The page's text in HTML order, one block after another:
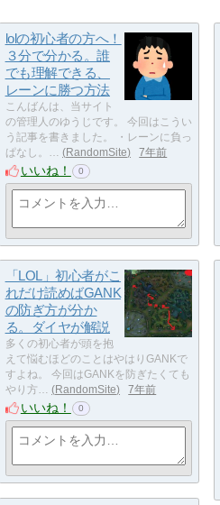
lolの初心者の方へ！
３分で分かる。誰
でも理解できる、
レーンに勝つ方法
こんばんは、当サイト
の管理人のゆうじです。 今回はこうい
う記事を書きました。 ・レーンに負っ
ぱなし。…
RandomSite 7年前
いいね！ 0
「LOL」初心者がこ
れだけ読めばGANK
の防ぎ方が分か
る。ダイヤが解説
多くの初心者が頭を抱
えて悩むほどのことはやはりGANKで
すよね。 今回はGANKを防ぎたくても
やり方…
RandomSite 7年前
いいね！ 0